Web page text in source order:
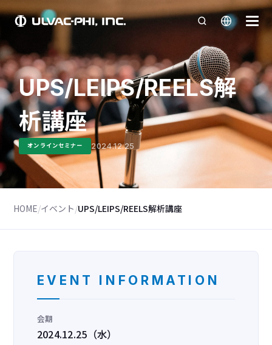
UPS/LEIPS/REELS解
析講座
オンラインセミナー 2024.12.25
HOME/イベント/UPS/LEIPS/REELS解析講座
EVENT INFORMATION
会期
2024.12.25（水）